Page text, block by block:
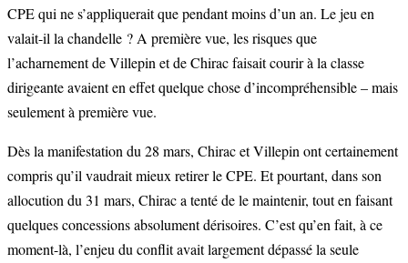
CPE qui ne s’appliquerait que pendant moins d’un an. Le jeu en
valait-il la chandelle ? A première vue, les risques que
l’acharnement de Villepin et de Chirac faisait courir à la classe
dirigeante avaient en effet quelque chose d’incompréhensible – mais
seulement à première vue.
Dès la manifestation du 28 mars, Chirac et Villepin ont certainement
compris qu’il vaudrait mieux retirer le CPE. Et pourtant, dans son
allocution du 31 mars, Chirac a tenté de le maintenir, tout en faisant
quelques concessions absolument dérisoires. C’est qu’en fait, à ce
moment-là, l’enjeu du conflit avait largement dépassé la seule